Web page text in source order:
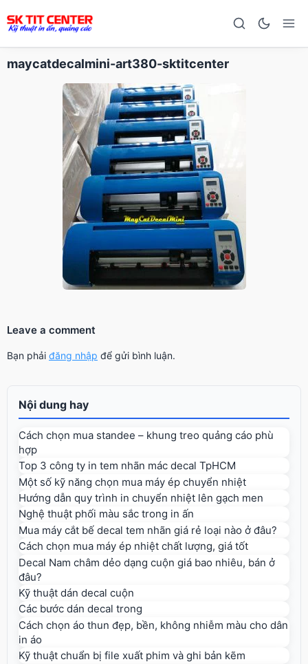
maycatdecalmini-art380-sktitcenter
Leave a comment
Bạn phải đăng nhập để gửi bình luận.
Nội dung hay
Cách chọn mua standee – khung treo quảng cáo phù
hợp
Top 3 công ty in tem nhãn mác decal TpHCM
Một số kỹ năng chọn mua máy ép chuyển nhiệt
Hướng dẫn quy trình in chuyển nhiệt lên gạch men
Nghệ thuật phối màu sắc trong in ấn
Mua máy cắt bế decal tem nhãn giá rẻ loại nào ở đâu?
Cách chọn mua máy ép nhiệt chất lượng, giá tốt
Decal Nam châm dẻo dạng cuộn giá bao nhiêu, bán ở
đâu?
Kỹ thuật dán decal cuộn
Các bước dán decal trong
Cách chọn áo thun đẹp, bền, không nhiễm màu cho dân
in áo
Kỹ thuật chuẩn bị file xuất phim và ghi bản kẽm